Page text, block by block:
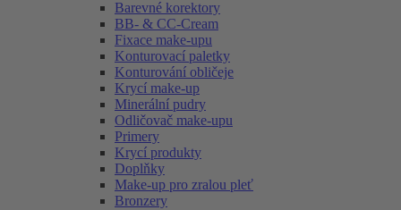
Barevné korektory
BB- & CC-Cream
Fixace make-upu
Konturovací paletky
Konturování obličeje
Krycí make-up
Minerální pudry
Odličovač make-upu
Primery
Krycí produkty
Doplňky
Make-up pro zralou pleť
Bronzery